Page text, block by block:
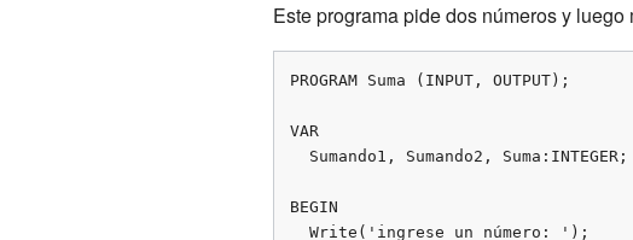
Este programa pide dos números y luego
PROGRAM Suma (INPUT, OUTPUT);
VAR
BEGIN